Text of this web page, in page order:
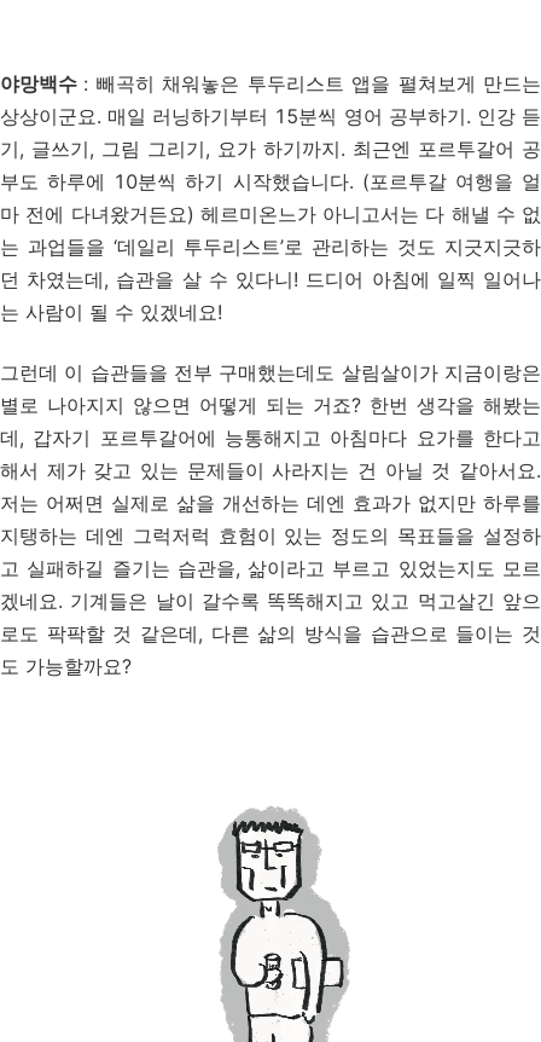
야망백수 : 빼곡히 채워놓은 투두리스트 앱을 펼쳐보게 만드는
상상이군요. 매일 러닝하기부터 15분씩 영어 공부하기. 인강 듣
기, 글쓰기, 그림 그리기, 요가 하기까지. 최근엔 포르투갈어 공
부도 하루에 10분씩 하기 시작했습니다. (포르투갈 여행을 얼
마 전에 다녀왔거든요) 헤르미온느가 아니고서는 다 해낼 수 없
는 과업들을 ‘데일리 투두리스트’로 관리하는 것도 지긋지긋하
던 차였는데, 습관을 살 수 있다니! 드디어 아침에 일찍 일어나
는 사람이 될 수 있겠네요!
그런데 이 습관들을 전부 구매했는데도 살림살이가 지금이랑은
별로 나아지지 않으면 어떻게 되는 거죠? 한번 생각을 해봤는
데, 갑자기 포르투갈어에 능통해지고 아침마다 요가를 한다고
해서 제가 갖고 있는 문제들이 사라지는 건 아닐 것 같아서요.
저는 어쩌면 실제로 삶을 개선하는 데엔 효과가 없지만 하루를
지탱하는 데엔 그럭저럭 효험이 있는 정도의 목표들을 설정하
고 실패하길 즐기는 습관을, 삶이라고 부르고 있었는지도 모르
겠네요. 기계들은 날이 갈수록 똑똑해지고 있고 먹고살긴 앞으
로도 팍팍할 것 같은데, 다른 삶의 방식을 습관으로 들이는 것
도 가능할까요?